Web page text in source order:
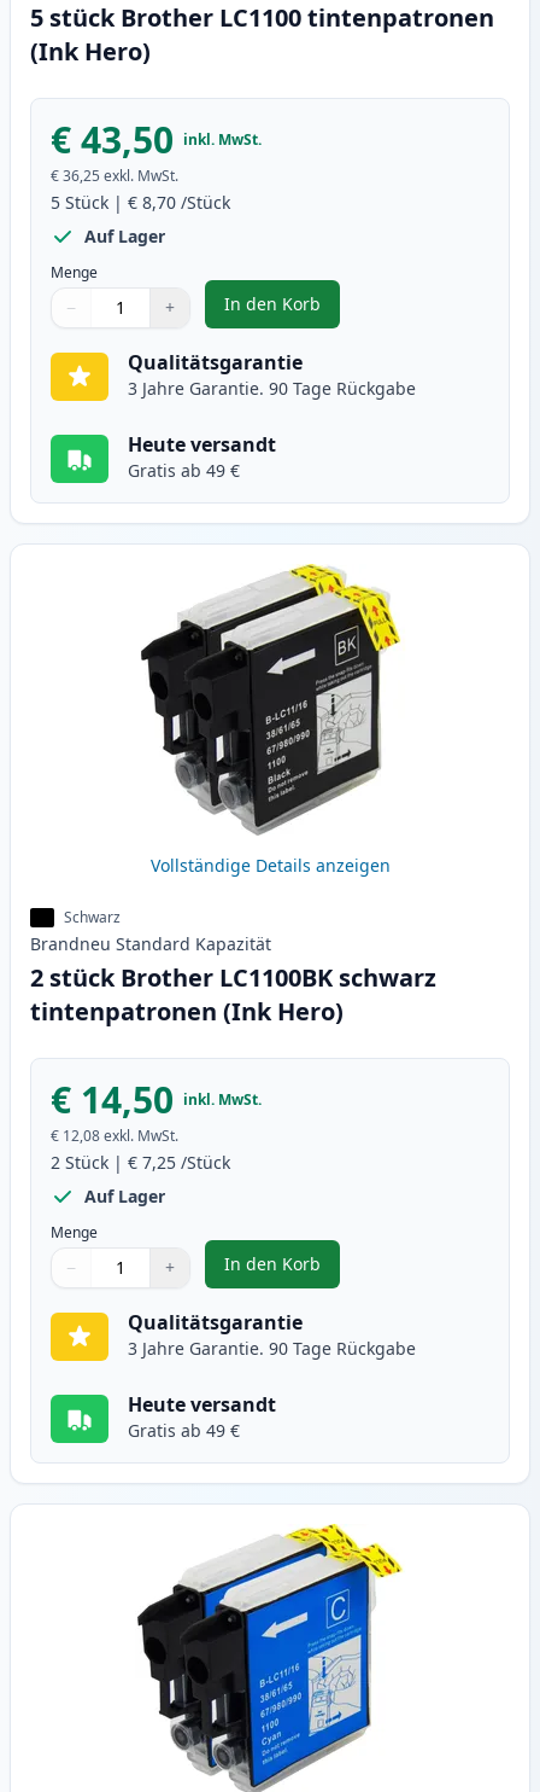
5 stück Brother LC1100 tintenpatronen
(Ink Hero)
€ 43,50 inkl. MwSt.
€ 36,25 exkl. MwSt.
5 Stück | € 8,70 /Stück
Auf Lager
Menge
Verwenden Sie die Tasten, um anzupassen
− +
1
In den Korb
, 5 stück Brother LC1100
Qualitätsgarantie
3 Jahre Garantie. 90 Tage Rückgabe
Heute versandt
Gratis ab 49 €
Vollständige Details anzeigen
Schwarz
Brandneu Standard Kapazität
2 stück Brother LC1100BK schwarz
tintenpatronen (Ink Hero)
€ 14,50 inkl. MwSt.
€ 12,08exkl. MwSt.
2 Stück | € 7,25 /Stück
Auf Lager
Menge
Verwenden Sie die Tasten, um anzupassen
− +
1
In den Korb
, 2 stück Brother LC1100BK
Qualitätsgarantie
3 Jahre Garantie. 90 Tage Rückgabe
Heute versandt
Gratis ab 49 €